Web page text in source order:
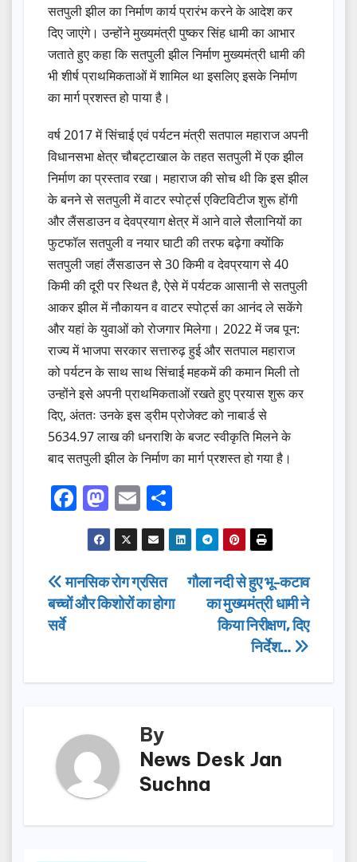
सतपुली झील का निर्माण कार्य प्रारंभ करने के आदेश कर
दिए जाएंगे। उन्होंने मुख्यमंत्री पुष्कर सिंह धामी का आभार
जताते हुए कहा कि सतपुली झील निर्माण मुख्यमंत्री धामी की
भी शीर्ष प्राथमिकताओं में शामिल था इसलिए इसके निर्माण
का मार्ग प्रशस्त हो पाया है।
वर्ष 2017 में सिंचाई एवं पर्यटन मंत्री सतपाल महाराज अपनी
विधानसभा क्षेत्र चौबट्टाखाल के तहत सतपुली में एक झील
निर्माण का प्रस्ताव रखा। महाराज की सोच थी कि इस झील
के बनने से सतपुली में वाटर स्पोर्ट्स एक्टिविटीज शुरू होंगी
और लैंसडाउन व देवप्रयाग क्षेत्र में आने वाले सैलानियों का
फुटफॉल सतपुली व नयार घाटी की तरफ बढ़ेगा क्योंकि
सतपुली जहां लैंसडाउन से 30 किमी व देवप्रयाग से 40
किमी की दूरी पर स्थित है, ऐसे में पर्यटक आसानी से सतपुली
आकर झील में नौकायन व वाटर स्पोर्ट्स का आनंद ले सकेंगे
और यहां के युवाओं को रोजगार मिलेगा। 2022 में जब पून:
राज्य में भाजपा सरकार सत्तारुढ़ हुई और सतपाल महाराज
को पर्यटन के साथ साथ सिंचाई महकमें की कमान मिली तो
उन्होंने इसे अपनी प्राथमिकताओं रखते हुए प्रयास शुरू कर
दिए, अंततः उनके इस ड्रीम प्रोजेक्ट को नाबार्ड से
5634.97 लाख की धनराशि के बजट स्वीकृति मिलने के
बाद सतपुली झील के निर्माण का मार्ग प्रशस्त हो गया है।
F
a
c
e
b
k
M
a
st
o
d
E
m
ail
h
ar
Post
navigation
गौला नदी से हुए भू-कटाव
का मुख्यमंत्री धामी ने
किया निरीक्षण, दिए
निर्देश…
मानसिक रोग ग्रसित
बच्चों और किशोरों का होगा
सर्वे
By
News Desk Jan
Suchna